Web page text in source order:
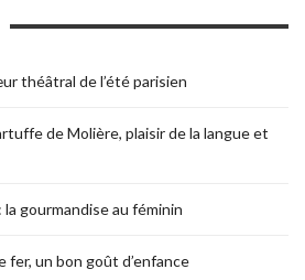
théâtral de l’été parisien
de Molière, plaisir de la langue et
gourmandise au féminin
fer, un bon goût d’enfance